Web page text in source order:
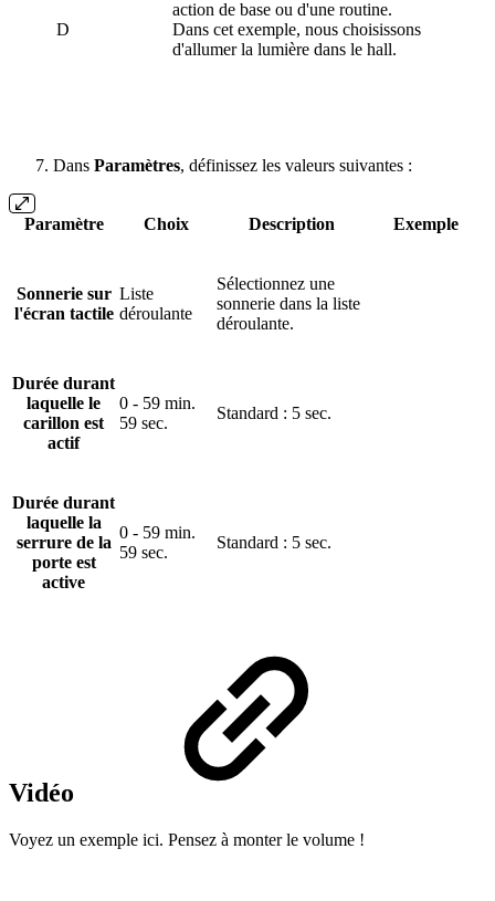
D
action de base ou d'une routine.
Dans cet exemple, nous choisissons
d'allumer la lumière dans le hall.
Dans Paramètres, définissez les valeurs suivantes :
Paramètre Choix Description Exemple
Sonnerie sur
l'écran tactile
Liste
déroulante
Sélectionnez une
sonnerie dans la liste
déroulante.
Durée durant
laquelle le
carillon est
actif
0 - 59 min.
59 sec.
Standard : 5 sec.
Durée durant
laquelle la
serrure de la
porte est
active
0 - 59 min.
59 sec.
Standard : 5 sec.
Vidéo
Voyez un exemple ici. Pensez à monter le volume !